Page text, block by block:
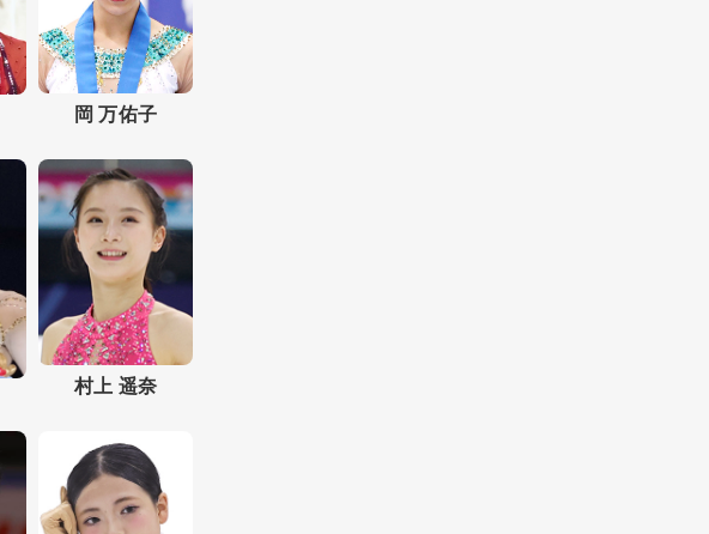
岡 万佑子
村上 遥奈